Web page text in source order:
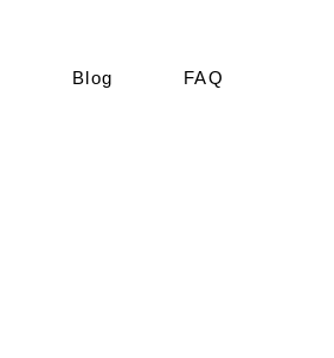
Blog FAQ